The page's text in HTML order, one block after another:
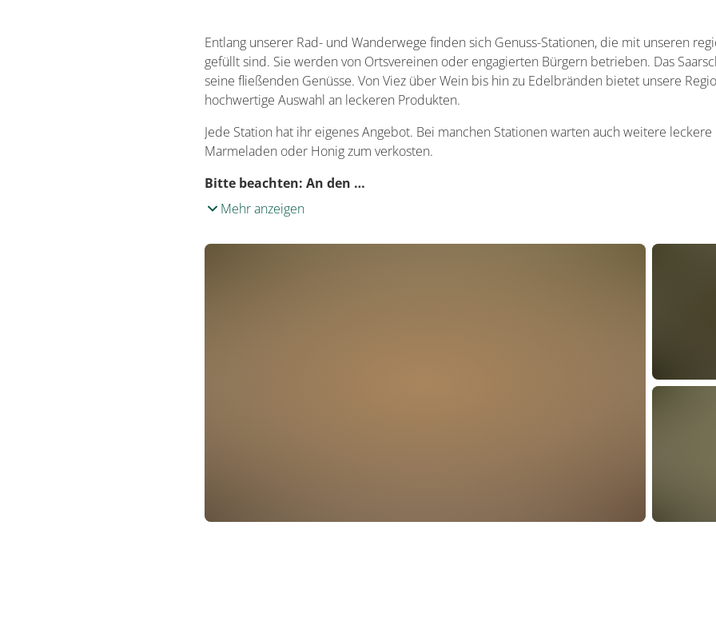
Entlang unserer Rad- und Wanderwege finden sich Genuss-Stationen, die mit unseren
gefüllt sind. Sie werden von Ortsvereinen oder engagierten Bürgern betrieben. Das
seine fließenden Genüsse. Von Viez über Wein bis hin zu Edelbränden bietet unsere
hochwertige Auswahl an leckeren Produkten.
Jede Station hat ihr eigenes Angebot. Bei manchen Stationen warten auch weitere
Marmeladen oder Honig zum verkosten.
Bitte beachten: An den …
Mehr anzeigen